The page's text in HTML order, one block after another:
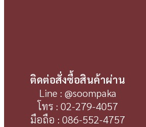
ติดต่อสั่งซื้อสินค้าผ่าน
Line : @soompaka
โทร : 02-279-4057
มือถือ : 086-552-4757